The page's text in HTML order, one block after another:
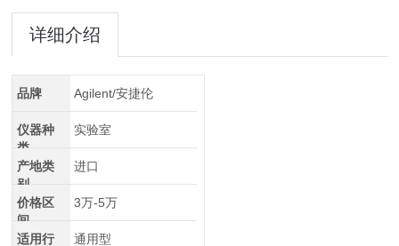
详细介绍
品牌 Agilent/安捷伦
仪器种
类
实验室
产地类
别
进口
价格区
间
3万-5万
适用行
通用型